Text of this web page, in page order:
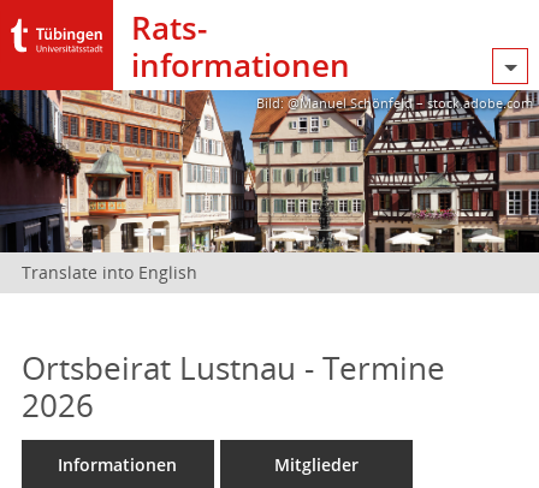
Rats­
informationen
Bild: @Manuel Schönfeld – stock.adobe.com
Translate into English
Ortsbeirat Lustnau - Termine
2026
Informationen Mitglieder